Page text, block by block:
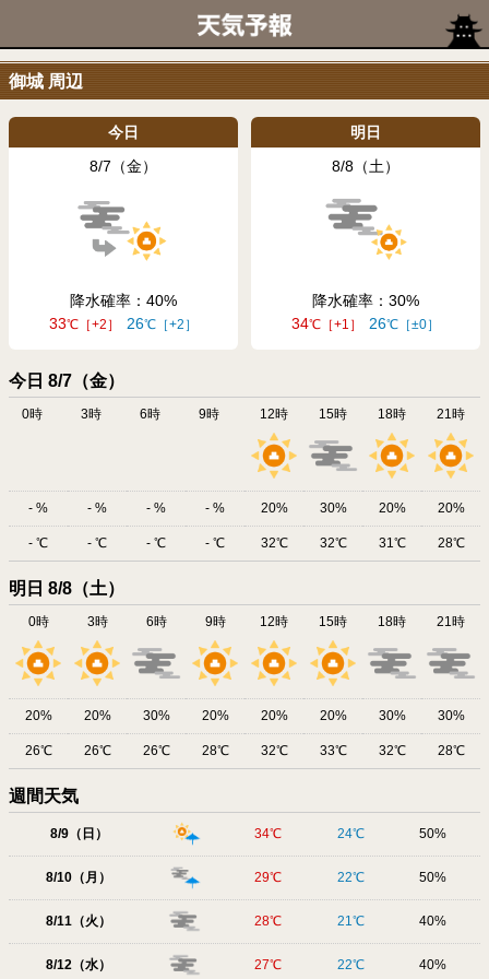
御城 周辺
今日
8/7（金）
降水確率：40
33
+2 26 +2
明日
8/8（土）
降水確率：30
34
+1 26 ±0
今日 8/7（金）
0時 3時 6時 9時 12時 15時 18時 21時
- - - - 20 30 20 20
- - - - 32 32 31 28
明日 8/8（土）
0時 3時 6時 9時 12時 15時 18時 21時
20 20 30 20 20 20 30 30
26 26 26 28 32 33 32 28
週間天気
8/9（日） 34 24 50
8/10（月） 29 22 50
8/11（火） 28 21 40
8/12（水） 27 22 40